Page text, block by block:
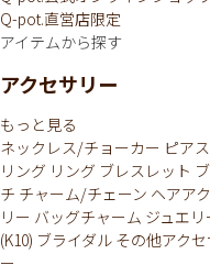
Q-pot.直営店限定
アイテムから探す
アクセサリー
もっと見る
ネックレス/チョーカー ピアス
リング リング ブレスレット
チ チャーム/チェーン ヘアア
リー バッグチャーム ジュエリ
(K10) ブライダル その他アクセ
ー